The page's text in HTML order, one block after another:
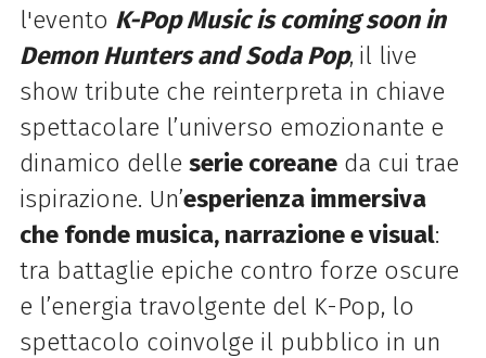
l'evento K-Pop Music is coming soon in
Demon Hunters and Soda Pop, il live
show tribute che reinterpreta in chiave
spettacolare l’universo emozionante e
dinamico delle serie coreaneda cui trae
ispirazione. Un’esperienza immersiva
che fonde musica, narrazione e visual:
tra battaglie epiche contro forze oscure
e l’energia travolgente del K-Pop, lo
spettacolo coinvolge il pubblico in un